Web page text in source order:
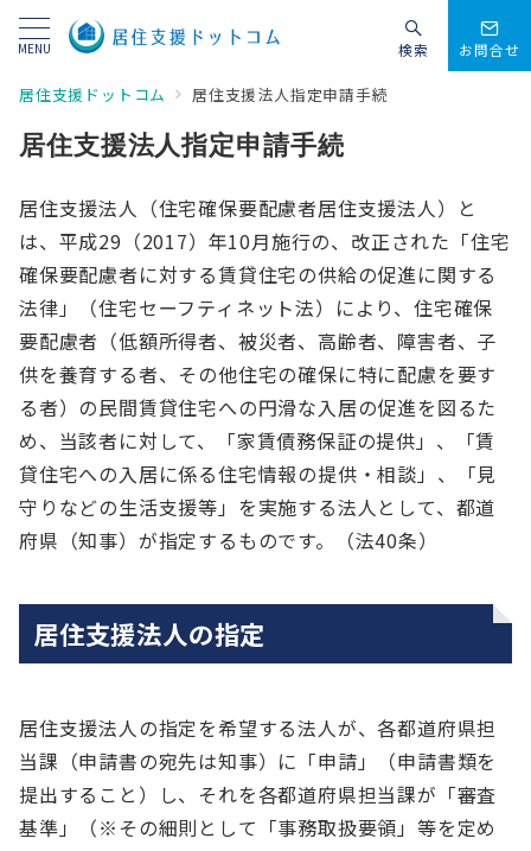
MENU 検索 お問合せ
居住支援ドットコム 居住支援法人指定申請手続
居住支援法人指定申請手続
居住支援法人（住宅確保要配慮者居住支援法人）と
は、平成29（2017）年10月施行の、改正された「住宅
確保要配慮者に対する賃貸住宅の供給の促進に関する
法律」（住宅セーフティネット法）により、住宅確保
要配慮者（低額所得者、被災者、高齢者、障害者、子
供を養育する者、その他住宅の確保に特に配慮を要す
る者）の民間賃貸住宅への円滑な入居の促進を図るた
め、当該者に対して、「家賃債務保証の提供」、「賃
貸住宅への入居に係る住宅情報の提供・相談」、「見
守りなどの生活支援等」を実施する法人として、都道
府県（知事）が指定するものです。（法40条）
居住支援法人の指定
居住支援法人の指定を希望する法人が、各都道府県担
当課（申請書の宛先は知事）に「申請」（申請書類を
提出すること）し、それを各都道府県担当課が「審査
基準」（※その細則として「事務取扱要領」等を定め